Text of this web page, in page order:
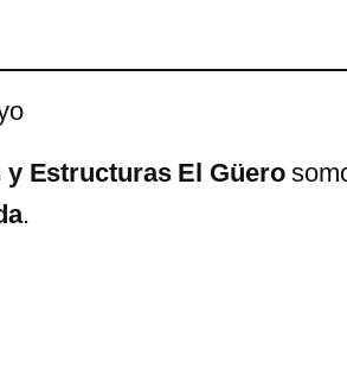
y Estructuras El Güero
.